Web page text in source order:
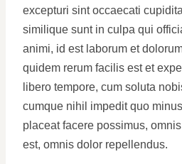
excepturi sint occaecati
similique sunt in culpa qui
animi, id est laborum et
quidem rerum facilis est et
libero tempore, cum soluta
cumque nihil impedit quo
placeat facere possimus,
est, omnis dolor repellendus.